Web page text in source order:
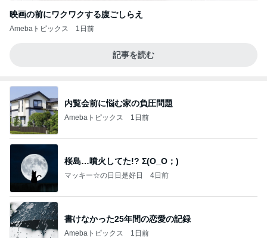
映画の前にワクワクする腹ごしらえ
Amebaトピックス 1日前
記事を読む
内覧会前に悩む家の負圧問題
Amebaトピックス 1日前
桜島…噴火してた!? Σ(O_O；)
マッキー☆の日日是好日 4日前
書けなかった25年間の恋愛の記録
Amebaトピックス 1日前